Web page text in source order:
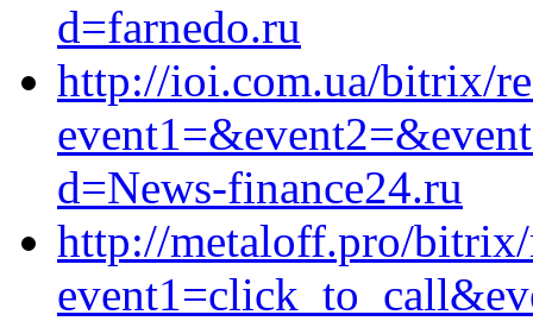
d=farnedo.ru
http://ioi.com.ua/bitrix/
d=News-finance24.ru
http://metaloff.pro/bitrix/